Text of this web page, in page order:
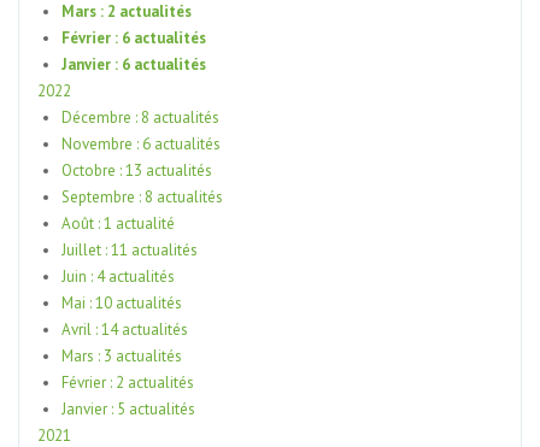
Mars : 2 actualités
Février : 6 actualités
Janvier : 6 actualités
2022
Décembre : 8 actualités
Novembre : 6 actualités
Octobre : 13 actualités
Septembre : 8 actualités
Août : 1 actualité
Juillet : 11 actualités
Juin : 4 actualités
Mai : 10 actualités
Avril : 14 actualités
Mars : 3 actualités
Février : 2 actualités
Janvier : 5 actualités
2021